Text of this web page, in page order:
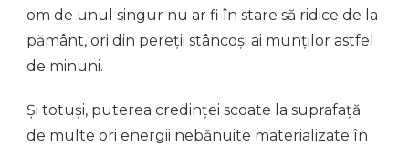
om de unul singur nu ar fi în stare să ridice de la
pământ, ori din pereții stâncoși ai munților astfel
de minuni.
Și totuși, puterea credinței scoate la suprafață
de multe ori energii nebănuite materializate în